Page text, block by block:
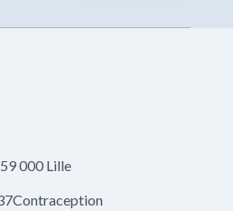
000 Lille